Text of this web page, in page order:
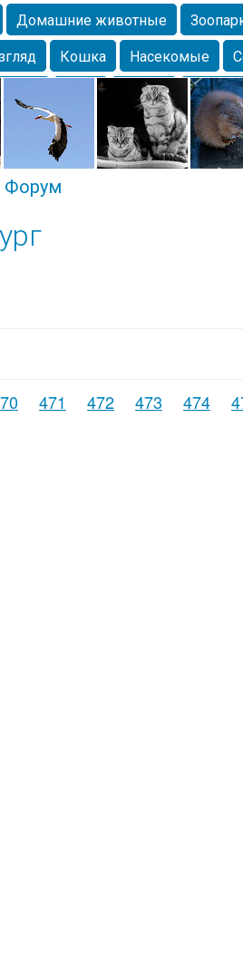
Домашние животные
Кошка Насекомые
Морда
Коты Lebert
Форум
471 472 473 474